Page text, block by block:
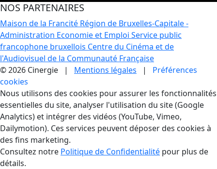
NOS PARTENAIRES
Maison de la Francité Région de Bruxelles-Capitale -
Administration Economie et Emploi Service public
francophone bruxellois Centre du Cinéma et de
l'Audiovisuel de la Communauté Française
© 2026 Cinergie | Mentions légales | Préférences
cookies
Gestion des Cookies
Nous utilisons des cookies pour assurer les fonctionnalités
essentielles du site, analyser l'utilisation du site (Google
Analytics) et intégrer des vidéos (YouTube, Vimeo,
Dailymotion). Ces services peuvent déposer des cookies à
des fins marketing.
Consultez notre Politique de Confidentialité pour plus de
détails.